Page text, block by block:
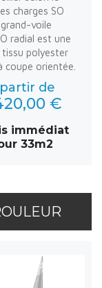
charges SO
voile
radial est une
tissu polyester
coupe orientée.
de
€
immédiat
33m2